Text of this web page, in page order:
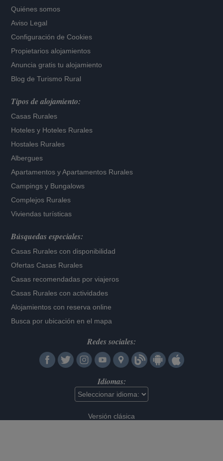
Quiénes somos
Aviso Legal
Configuración de Cookies
Propietarios alojamientos
Anuncia gratis tu alojamiento
Blog de Turismo Rural
Tipos de alojamiento:
Casas Rurales
Hoteles y Hoteles Rurales
Hostales Rurales
Albergues
Apartamentos yApartamentos Rurales
Campings y Bungalows
Complejos Rurales
Viviendas turísticas
Búsquedas especiales:
Casas Rurales con disponibilidad
Ofertas Casas Rurales
Casas recomendadas por viajeros
Casas Rurales con actividades
Alojamientos con reserva online
Busca por ubicación en el mapa
Redes sociales:
Idiomas:
Versión clásica